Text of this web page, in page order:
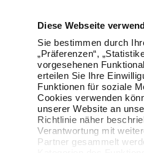
Diese Webseite
Sie bestimmen durch
„Präferenzen“,
vorgesehenen
erteilen Sie Ihre
Funktionen für soziale
Cookies verwenden
unserer Website an
Richtlinie näher
Verantwortung mit
Partner gesammelt